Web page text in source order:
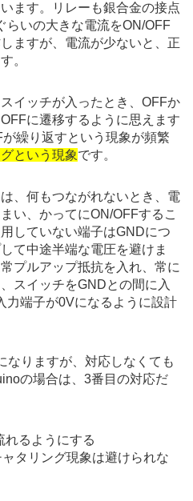
ます。リレーも銀合金の接点
らいの大きな電流をON/OFF
ますが、電流が少ないと、正
。
イッチが入ったとき、OFFか
に遷移するように思えます
繰り返すという現象が頻繁
という現象です。
、何もつながれないとき、電
い、かってにON/OFFするこ
していない端子はGNDにつ
て中途半端な電圧を避けま
プルアップ抵抗を入れ、常に
スイッチをGNDとの間に入
力端子が0Vになるように設計
りますが、対応しなくても
の場合は、3番目の対応だ
れるようにする
タリング現象は避けられな